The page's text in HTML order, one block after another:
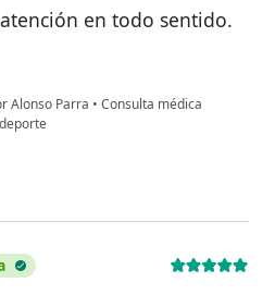
en todo sentido.
Alonso Parra • Consulta médica